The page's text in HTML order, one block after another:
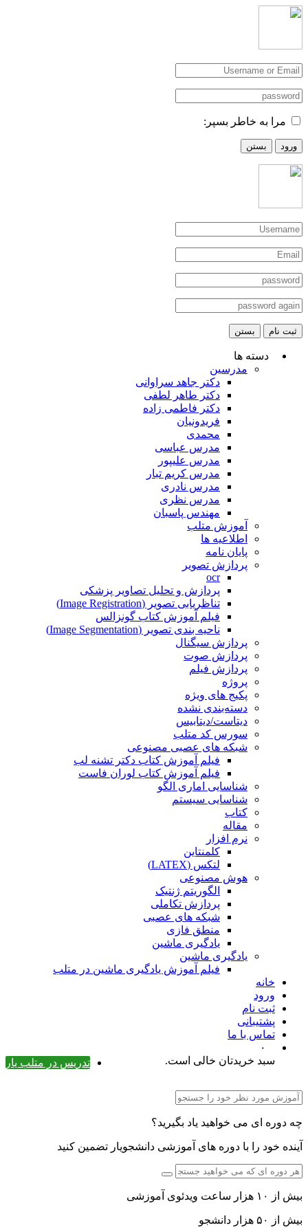
مرا به خاطر بسپر:
ورود بستن
ثبت نام بستن
دسته ها
مدرسین
دکتر جاهد سراوانی
دکتر طاهر لطفی
دکتر فاطمی زاده
فریدونیان
محمدی
مدرس عباسی
مدرس علیپور
مدرس کریم تبار
مدرس نادری
مدرس نظری
مهندس پاسبان
آموزش متلب
اطلاعیه ها
پایان نامه
پردازش تصویر
ocr
پردازش و تحلیل تصاویر پزشکی
تناظریابی تصویر (Image Registration)
فیلم آموزش کتاب گونزالس
ناحیه بندی تصویر (Image Segmentation)
پردازش سیگنال
پردازش صوت
پردازش فیلم
پروژه
پکیج های ویژه
دسته‌بندی نشده
دیتاست/دیتابیس
سورس کد متلب
شبکه های عصبی مصنوعی
فیلم آموزش کتاب دکتر تشنه لب
فیلم آموزش کتاب لوران فاست
شناسایی اماری الگو
شناسایی سیستم
کتاب
مقاله
نرم افزار
کلمنتاین
لتکس (LATEX)
هوش مصنوعی
الگوریتم ژنتیک
پردازش تکاملی
شبکه های عصبی
منطق فازی
یادگیری ماشین
یادگیری ماشین
فیلم آموزش یادگیری ماشین در متلب
خانه
ورود
ثبت نام
پشتیبانی
تماس با ما
۰
تدریس در متلب یار
سبد خریدتان خالی است.
چه دوره ای می خواهید یاد بگیرید؟
آینده خود را با دوره های آموزشی دانشجویار تضمین کنید
بیش از ۱۰ هزار ساعت ویدئوی آموزشی
بیش از ۵۰ هزار دانشجو